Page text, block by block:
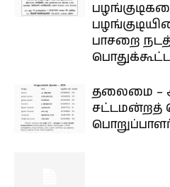
பாசறை
தலைமை –
சட்டமன்றத்